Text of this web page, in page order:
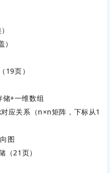
‌（19页）
+一维数组
应关系（n×n矩阵，下标从1
图
‌（21页）